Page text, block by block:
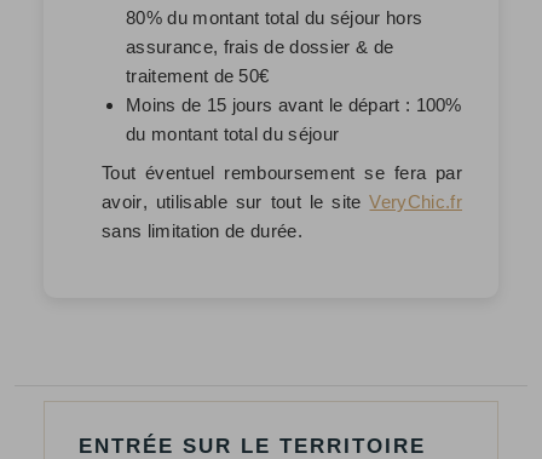
80% du montant total du séjour hors
assurance, frais de dossier & de
traitement de 50€
Moins de 15 jours avant le départ : 100%
du montant total du séjour
Tout éventuel remboursement se fera par
avoir, utilisable sur tout le siteVeryChic.fr
sans limitation de durée.
ENTRÉE SUR LE TERRITOIRE